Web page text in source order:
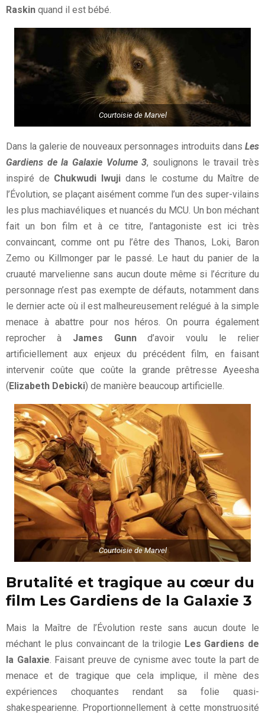
Raskin quand il est bébé.
Courtoisie de Marvel
Dans la galerie de nouveaux personnages introduits dans Les
Gardiens de la Galaxie Volume 3, soulignons le travail très
inspiré de Chukwudi Iwuji dans le costume du Maître de
l’Évolution, se plaçant aisément comme l’un des super-vilains
les plus machiavéliques et nuancés du MCU. Un bon méchant
fait un bon film et à ce titre, l’antagoniste est ici très
convaincant, comme ont pu l’être des Thanos, Loki, Baron
Zemo ou Killmonger par le passé. Le haut du panier de la
cruauté marvelienne sans aucun doute même si l’écriture du
personnage n’est pas exempte de défauts, notamment dans
le dernier acte où il est malheureusement relégué à la simple
menace à abattre pour nos héros. On pourra également
reprocher à James Gunnd’avoir voulu le relier
artificiellement aux enjeux du précédent film, en faisant
intervenir coûte que coûte la grande prêtresse Ayeesha
(Elizabeth Debicki) de manière beaucoup artificielle.
Courtoisie de Marvel
Brutalité et tragique au cœur du
film Les Gardiens de la Galaxie 3
Mais la Maître de l’Évolution reste sans aucun doute le
méchant le plus convaincant de la trilogie Les Gardiens de
la Galaxie. Faisant preuve de cynisme avec toute la part de
menace et de tragique que cela implique, il mène des
expériences choquantes rendant sa folie quasi-
shakespearienne. Proportionnellement à cette monstruosité